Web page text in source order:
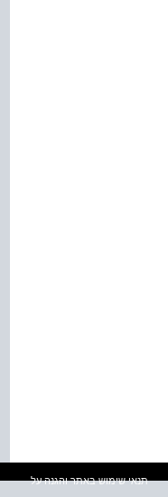
תנאי שימוש באתר והגנה על